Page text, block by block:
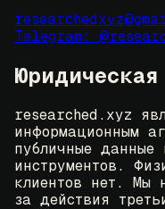
Telegram:
researched.xyz
информационным
публичные данные
инструментов.
клиентов нет. Мы
за действия